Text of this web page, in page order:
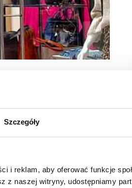
Szczegóły
i reklam, aby oferować funkcje
naszej witryny, udostępniamy
marek modowych
modowe: Quiosque, Laurella
S.A. firmie SCRK sp.
niemal 100 mln zł. Część
Trade S.A.